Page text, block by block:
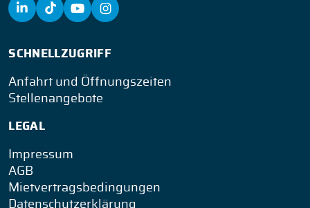
SCHNELLZUGRIFF
Anfahrt und Öffnungszeiten
Stellenangebote
LEGAL
Impressum
AGB
Mietvertragsbedingungen
Datenschutzerklärung